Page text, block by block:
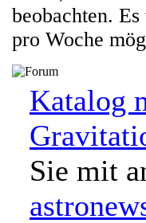
beobachten.
pro Woche
Katalog
Sie mit